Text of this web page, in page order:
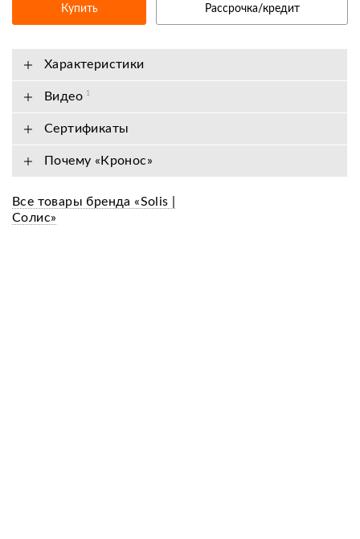
Купить Рассрочка/кредит
Характеристики
Видео 1
Сертификаты
Почему «Кронос»
Все товары бренда «Solis |
Солис»